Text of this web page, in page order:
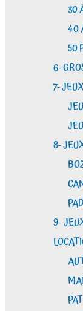
30
40
50
6-
7-
8-
9-